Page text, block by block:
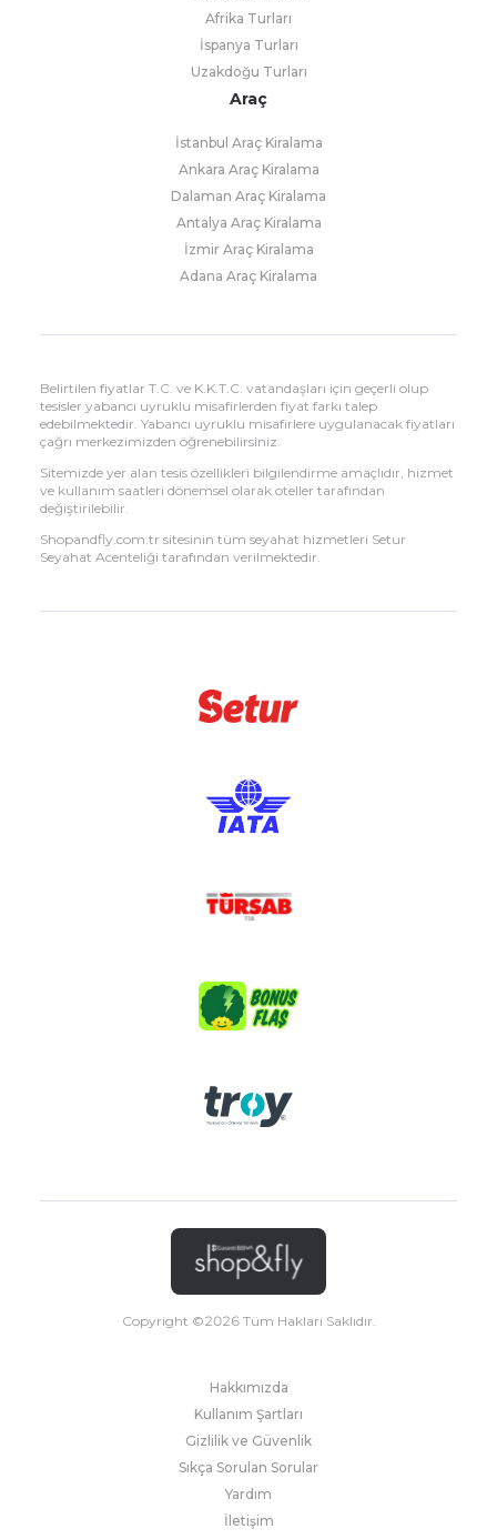
Afrika Turları
İspanya Turları
Uzakdoğu Turları
Araç
İstanbul Araç Kiralama
Ankara Araç Kiralama
Dalaman Araç Kiralama
Antalya Araç Kiralama
İzmir Araç Kiralama
Adana Araç Kiralama
Belirtilen fiyatlar T.C. ve K.K.T.C. vatandaşları için geçerli olup
tesisler yabancı uyruklu misafirlerden fiyat farkı talep
edebilmektedir. Yabancı uyruklu misafirlere uygulanacak fiyatları
çağrı merkezimizden öğrenebilirsiniz.
Sitemizde yer alan tesis özellikleri bilgilendirme amaçlıdır, hizmet
ve kullanım saatleri dönemsel olarak oteller tarafından
değiştirilebilir.
Shopandfly.com.tr sitesinin tüm seyahat hizmetleri Setur
Seyahat Acenteliği tarafından verilmektedir.
Copyright ©2026Tüm Hakları Saklıdır.
Hakkımızda
Kullanım Şartları
Gizlilik ve Güvenlik
Sıkça Sorulan Sorular
Yardım
İletişim